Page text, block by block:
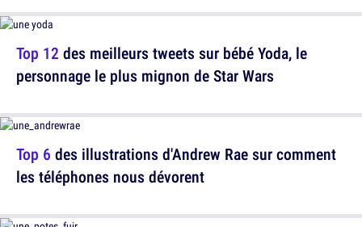
Top 6 des illustrations d'Andrew Rae sur comment
les téléphones nous dévorent
Top 12 des meilleurs tweets sur bébé Yoda, le
personnage le plus mignon de Star Wars